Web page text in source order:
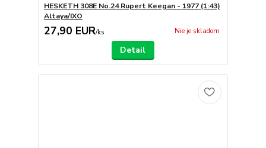
HESKETH 308E No.24 Rupert Keegan - 1977 (1:43)
Altaya/IXO
27,90 EUR/ks Nie je skladom
Detail